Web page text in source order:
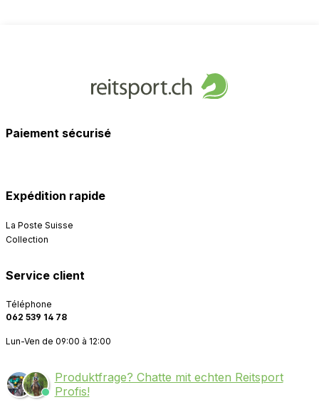
Paiement sécurisé
Expédition rapide
La Poste Suisse
Collection
Service client
Téléphone
062 539 14 78
Lun-Ven de 09:00 à 12:00
Produktfrage? Chatte mit echten Reitsport
Profis!